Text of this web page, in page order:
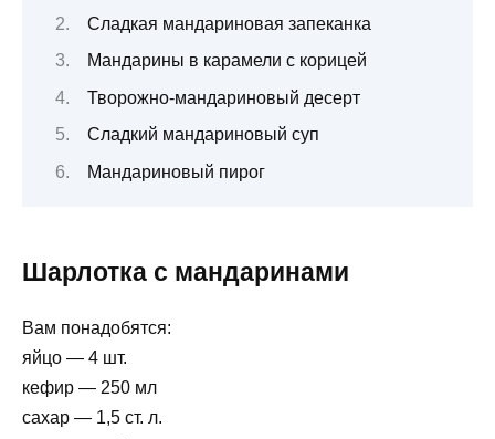
Сладкая мандариновая запеканка
Мандарины в карамели с корицей
Творожно-мандариновый десерт
Сладкий мандариновый суп
Мандариновый пирог
Шарлотка с мандаринами
Вам понадобятся:
яйцо — 4 шт.
кефир — 250 мл
сахар — 1,5 ст. л.